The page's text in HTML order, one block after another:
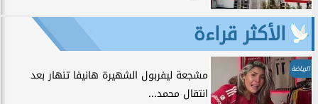
الأكثر قراءة
الرياضة
مشجعة ليفربول الشهيرة هانيفا تنهار بعد
انتقال محمد...